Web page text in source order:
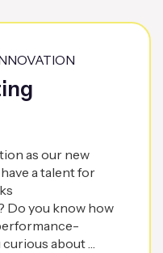
as our new
a talent for
Do you know how
about …